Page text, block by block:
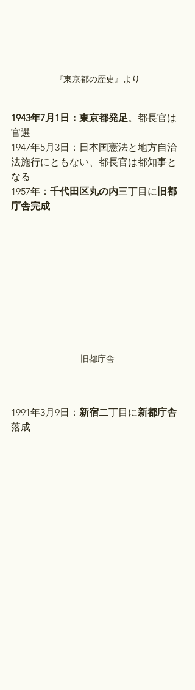
『東京都の歴史』より
1943年7月1日：東京都発足。都長官は
官選
1947年5月3日：日本国憲法と地方自治
法施行にともない、都長官は都知事と
なる
1957年： 千代田区丸の内三丁目に 旧都
庁舎完成
旧都庁舎
1991年3月9日： 新宿二丁目に新都庁舎
落成